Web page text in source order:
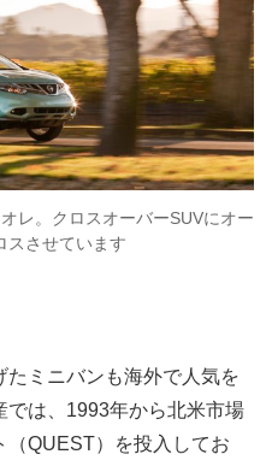
レ。クロスオーバーSUVにオー
スさせています
たミニバンも海外で人気を
は、1993年から北米市場
QUEST）を投入してお